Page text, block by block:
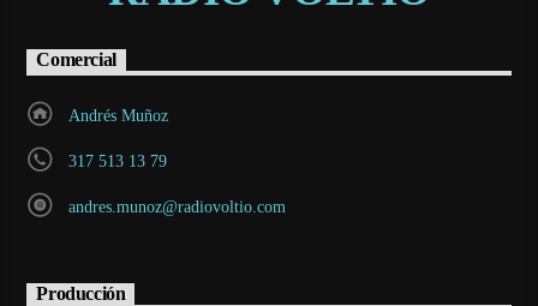
Comercial
Andrés Muñoz
317 513 13 79
andres.munoz@radiovoltio.com
Producción